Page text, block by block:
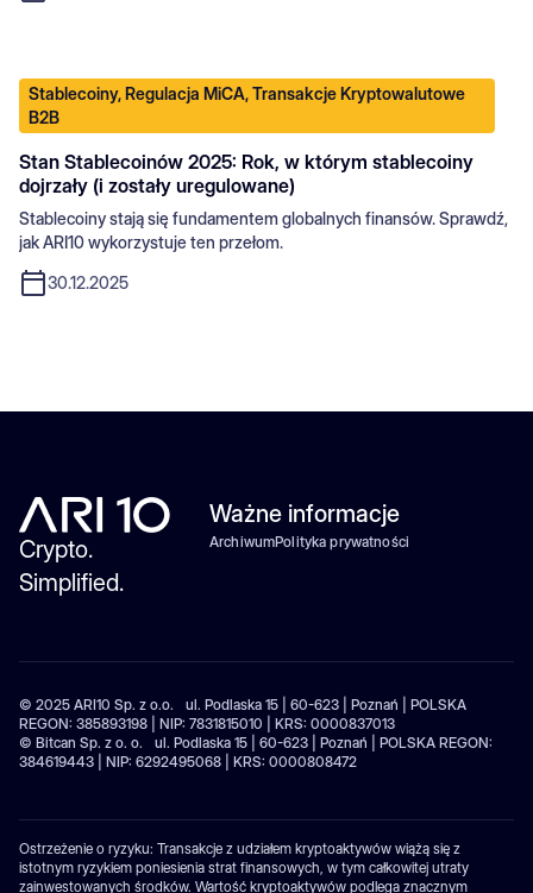
Stablecoiny, Regulacja MiCA, Transakcje Kryptowalutowe
B2B
Stan Stablecoinów 2025: Rok, w którym stablecoiny
dojrzały (i zostały uregulowane)
Stablecoiny stają się fundamentem globalnych finansów. Sprawdź,
jak ARI10 wykorzystuje ten przełom.
30.12.2025
Crypto.
Simplified.
Ważne informacje
ArchiwumPolityka prywatności
© 2025 ARI10 Sp. z o.o. ul. Podlaska 15 | 60-623 | Poznań | POLSKA
REGON: 385893198 | NIP: 7831815010 | KRS: 0000837013
© Bitcan Sp. z o. o. ul. Podlaska 15 | 60-623 | Poznań | POLSKA REGON:
384619443 | NIP: 6292495068 | KRS: 0000808472
Ostrzeżenie o ryzyku: Transakcje z udziałem kryptoaktywów wiążą się z
istotnym ryzykiem poniesienia strat finansowych, w tym całkowitej utraty
zainwestowanych środków. Wartość kryptoaktywów podlega znacznym